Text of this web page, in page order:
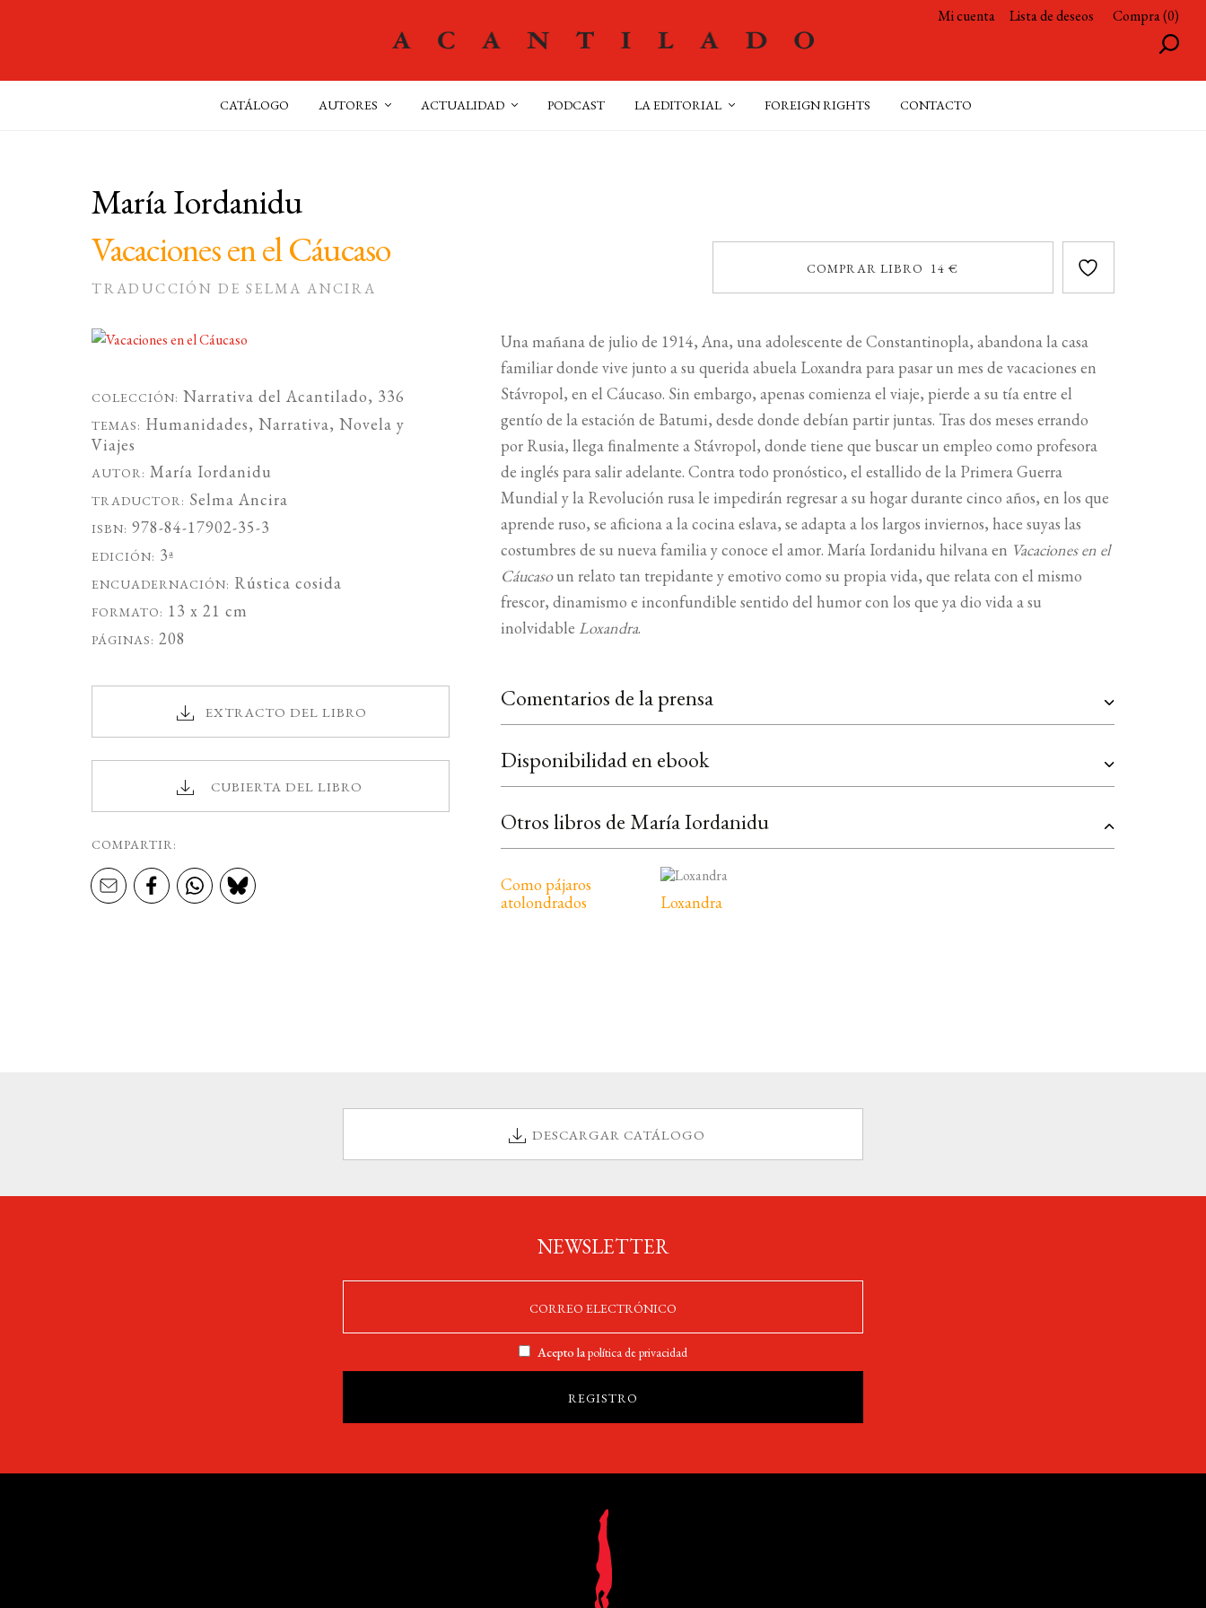
Mi cuenta Lista de deseos Compra (0)
CATÁLOGO AUTORES ACTUALIDAD PODCAST LA EDITORIAL FOREIGN RIGHTS CONTACTO
María Iordanidu
Vacaciones en el Cáucaso
TRADUCCIÓN DE SELMA ANCIRA
COMPRAR LIBRO 14 €
COLECCIÓN: Narrativa del Acantilado, 336
TEMAS: Humanidades,Narrativa,Novela y
Viajes
AUTOR: María Iordanidu
TRADUCTOR: Selma Ancira
ISBN: 978-84-17902-35-3
EDICIÓN: 3ª
ENCUADERNACIÓN: Rústica cosida
FORMATO: 13 x 21 cm
PÁGINAS: 208
EXTRACTO DEL LIBRO
CUBIERTA DEL LIBRO
COMPARTIR:
Una mañana de julio de 1914, Ana, una adolescente de Constantinopla, abandona la casa
familiar donde vive junto a su querida abuela Loxandra para pasar un mes de vacaciones en
Stávropol, en el Cáucaso. Sin embargo, apenas comienza el viaje, pierde a su tía entre el
gentío de la estación de Batumi, desde donde debían partir juntas. Tras dos meses errando
por Rusia, llega ﬁnalmente a Stávropol, donde tiene que buscar un empleo como profesora
de inglés para salir adelante. Contra todo pronóstico, el estallido de la Primera Guerra
Mundial y la Revolución rusa le impedirán regresar a su hogar durante cinco años, en los que
aprende ruso, se aﬁciona a la cocina eslava, se adapta a los largos inviernos, hace suyas las
costumbres de su nueva familia y conoce el amor. María Iordanidu hilvana en Vacaciones en el
Cáucasoun relato tan trepidante y emotivo como su propia vida, que relata con el mismo
frescor, dinamismo e inconfundible sentido del humor con los que ya dio vida a su
inolvidable Loxandra.
Comentarios de la prensa
Disponibilidad en ebook
Otros libros de María Iordanidu
Como pájaros
atolondrados
Loxandra
DESCARGAR CATÁLOGO
NEWSLETTER
Acepto lapolítica de privacidad